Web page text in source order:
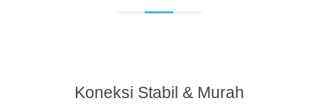
Koneksi Stabil & Murah